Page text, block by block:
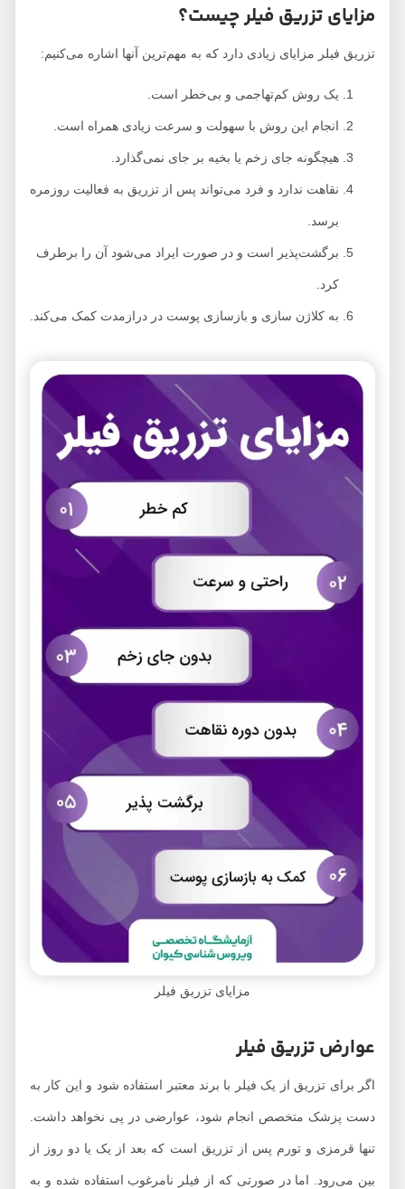
مزایای تزریق فیلر چیست؟
تزریق فیلر مزایای زیادی دارد که به مهم‌ترین آنها اشاره می‌کنیم:
یک روش کم‌تهاجمی و بی‌خطر است.
انجام این روش با سهولت و سرعت زیادی همراه است.
هیچگونه جای زخم یا بخیه بر جای نمی‌گذارد.
نقاهت ندارد و فرد می‌تواند پس از تزریق به فعالیت روزمره
برسد.
برگشت‌پذیر است و در صورت ایراد می‌شود آن را برطرف
به کلاژن سازی و بازسازی پوست در درازمدت کمک می‌کند.
مزایای تزریق فیلر
عوارض تزریق فیلر
اگر برای تزریق از یک فیلر با برند معتبر استفاده شود و این کار به
دست پزشک متخصص انجام شود، عوارضی در پی نخواهد داشت.
تنها قرمزی و تورم پس از تزریق است که بعد از یک یا دو روز از
بین می‌رود. اما در صورتی که از فیلر نامرغوب استفاده شده و به